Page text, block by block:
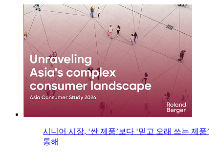
시니어 시장, ‘싼 제품’보다 ‘믿고 오래 쓰는 제품’
통해